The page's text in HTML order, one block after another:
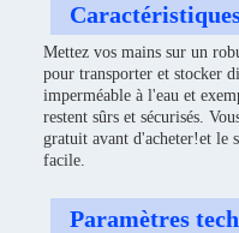
Mettez vos mains sur un
pour transporter et stocker
imperméable à l'eau et
restent sûrs et sécurisés.
gratuit avant d'acheter!et le
facile.
Paramètres